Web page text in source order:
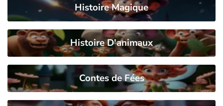
Histoire Magique
Histoire D'animaux
Contes de Fées